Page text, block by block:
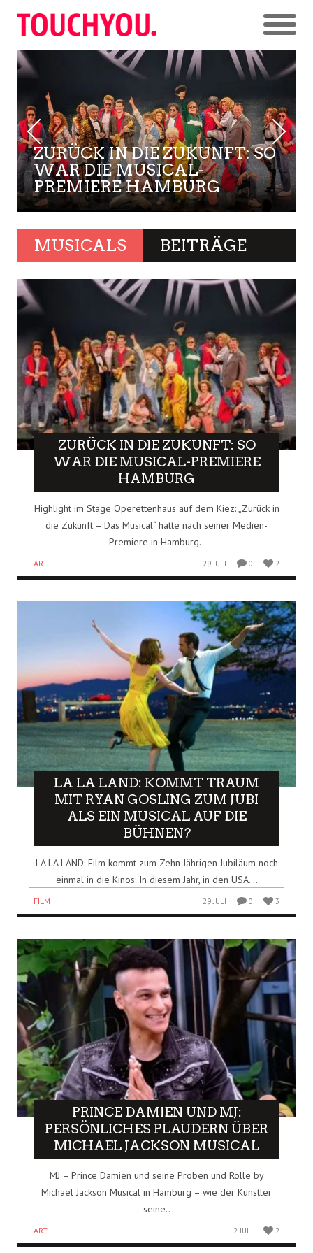
ZURÜCK IN DIE ZUKUNFT: SO
WAR DIE MUSICAL-
PREMIERE HAMBURG
MUSICALS BEITRÄGE
ZURÜCK IN DIE ZUKUNFT: SO
WAR DIE MUSICAL-PREMIERE
HAMBURG
Highlight im Stage Operettenhaus auf dem Kiez: „Zurück in
die Zukunft – Das Musical“ hatte nach seiner Medien-
Premiere in Hamburg..
ART 29 JULI 0 2
LA LA LAND: KOMMT TRAUM
MIT RYAN GOSLING ZUM JUBI
ALS EIN MUSICAL AUF DIE
BÜHNEN?
LA LA LAND: Film kommt zum Zehn Jährigen Jubiläum noch
einmal in die Kinos: In diesem Jahr, in den USA. ..
FILM 29 JULI 0 3
PRINCE DAMIEN UND MJ:
PERSÖNLICHES PLAUDERN ÜBER
MICHAEL JACKSON MUSICAL
MJ – Prince Damien und seine Proben und Rolle by
Michael Jackson Musical in Hamburg – wie der Künstler
seine..
ART 2 JULI 2